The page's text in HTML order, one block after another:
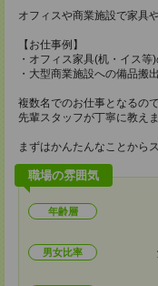
オフィスや商業施設で家具
【お仕事例】
・オフィス家具(机・イス等
・大型商業施設への備品搬
複数名でのお仕事となるの
先輩スタッフが丁寧に教えま
まずはかんたんなことから
職場の雰囲気
年齢層
男女比率